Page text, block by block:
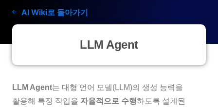
AI Wiki로 돌아가기
LLM Agent
LLM Agent는 대형 언어 모델(LLM)의 생성 능력을
활용해 특정 작업을 자율적으로 수행하도록 설계된